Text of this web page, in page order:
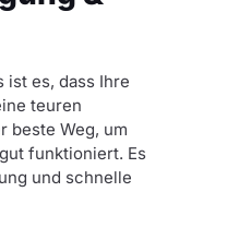
ist es, dass Ihre
teuren
beste Weg, um
funktioniert. Es
und schnelle